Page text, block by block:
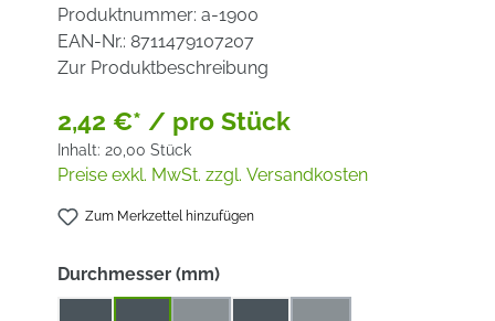
Produktnummer: a-1900
EAN-Nr.: 8711479107207
Zur Produktbeschreibung
2,42 €* / pro Stück
Inhalt: 20,00 Stück
Preise exkl. MwSt. zzgl. Versandkosten
Zum Merkzettel hinzufügen
Durchmesser (mm)auswählen